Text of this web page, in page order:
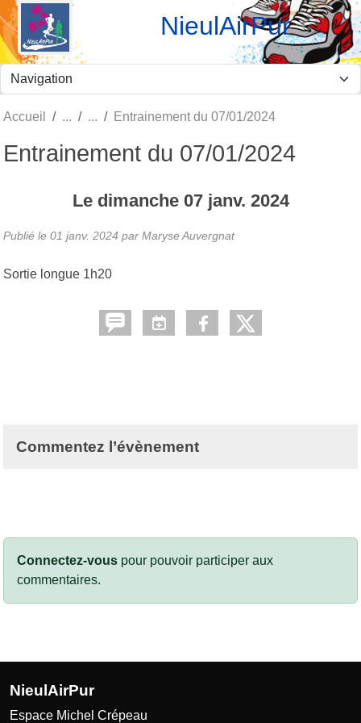
NieulAirPur
Accueil Entrainement du 07/01/2024
Entrainement du 07/01/2024
Le dimanche 07 janv. 2024
Publié le 01 janv. 2024 par Maryse Auvergnat
Sortie longue 1h20
Commentez l’évènement
Connectez-vous pour pouvoir participer aux
commentaires.
NieulAirPur
Espace Michel Crépeau
Panneau de gestion des cookies